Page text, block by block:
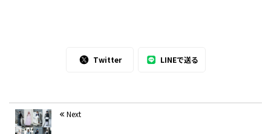
Twitter LINEで送る
Next